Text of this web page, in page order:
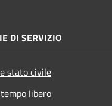
DI SERVIZIO
stato civile
libero